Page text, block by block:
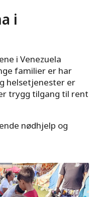
i
i Venezuela
familier er har
helsetjenester er
trygg tilgang til rent
nødhjelp og